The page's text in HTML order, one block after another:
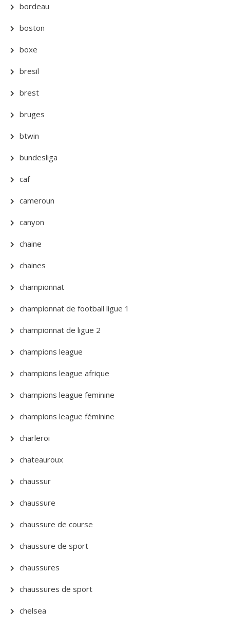
bordeau
boston
boxe
bresil
brest
bruges
btwin
bundesliga
caf
cameroun
canyon
chaine
chaines
championnat
championnat de football ligue 1
championnat de ligue 2
champions league
champions league afrique
champions league feminine
champions league féminine
charleroi
chateauroux
chaussur
chaussure
chaussure de course
chaussure de sport
chaussures
chaussures de sport
chelsea